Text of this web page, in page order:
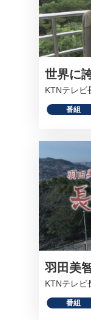
世界に
KTNテレビ
番組
羽田美
KTNテレビ
番組